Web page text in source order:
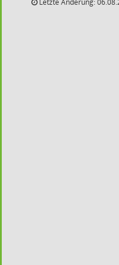
Letzte Änderung: